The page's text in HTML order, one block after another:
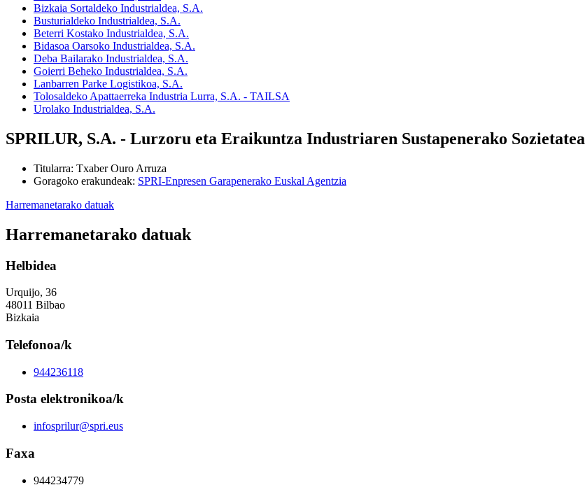
Bizkaia Sortaldeko Industrialdea, S.A.
Busturialdeko Industrialdea, S.A.
Beterri Kostako Industrialdea, S.A.
Bidasoa Oarsoko Industrialdea, S.A.
Deba Bailarako Industrialdea, S.A.
Goierri Beheko Industrialdea, S.A.
Lanbarren Parke Logistikoa, S.A.
Tolosaldeko Apattaerreka Industria Lurra, S.A. - TAILSA
Urolako Industrialdea, S.A.
SPRILUR, S.A. - Lurzoru eta Eraikuntza Industriaren Sustapenerako Sozietatea
Titularra: Txaber Ouro Arruza
Goragoko erakundeak: SPRI-Enpresen Garapenerako Euskal Agentzia
Harremanetarako datuak
Harremanetarako datuak
Helbidea
Urquijo, 36
48011 Bilbao
Bizkaia
Telefonoa/k
944236118
Posta elektronikoa/k
infosprilur@spri.eus
Faxa
944234779